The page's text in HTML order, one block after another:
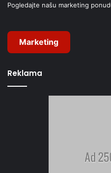
Pogledajte našu marketing
Marketing
Reklama